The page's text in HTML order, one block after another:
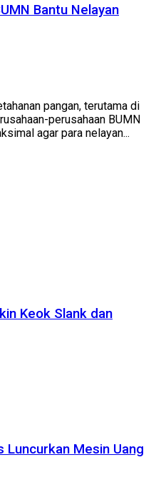
Bantu Nelayan
pangan, terutama di
perusahaan BUMN
agar para nelayan...
Keok Slank dan
Luncurkan Mesin Uang